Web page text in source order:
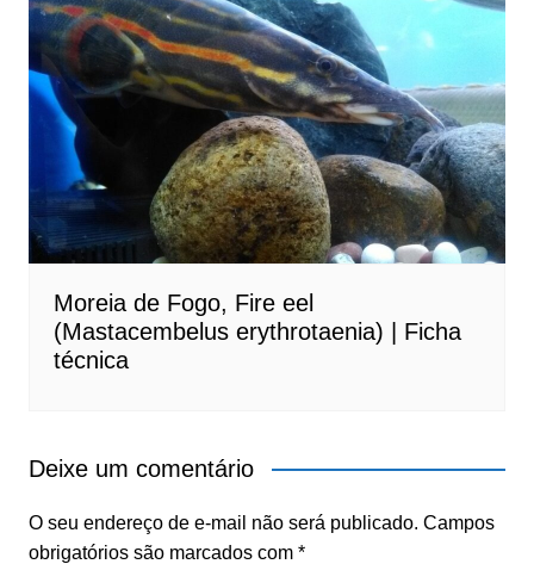
Moreia de Fogo, Fire eel
(Mastacembelus erythrotaenia) | Ficha
técnica
Deixe um comentário
O seu endereço de e-mail não será publicado. Campos
obrigatórios são marcados com *